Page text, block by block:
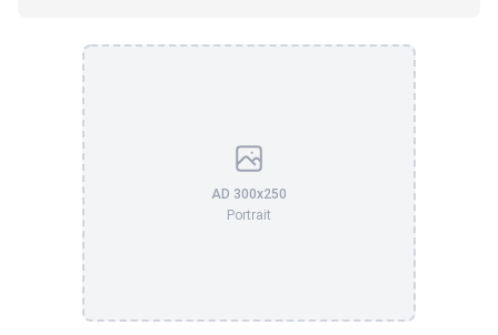
AD 300x250
Portrait